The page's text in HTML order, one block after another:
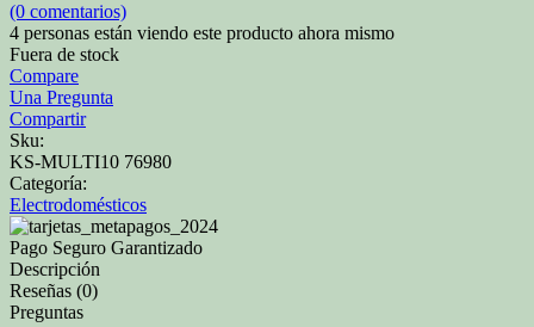
(0 comentarios)
4 personas están viendo este producto ahora mismo
Fuera de stock
Compare
Una Pregunta
Compartir
Sku:
KS-MULTI10 76980
Categoría:
Electrodomésticos
Pago Seguro Garantizado
Descripción
Reseñas (0)
Preguntas